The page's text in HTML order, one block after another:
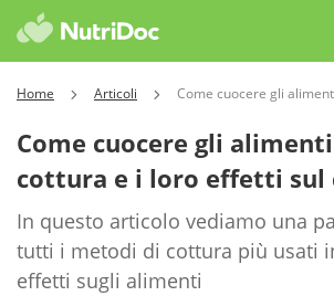
Home Articoli Come cuocere gli alimenti: metodi
Come cuocere gli
cottura e i loro effetti sul
In questo articolo vediamo una
tutti i metodi di cottura più usati
effetti sugli alimenti